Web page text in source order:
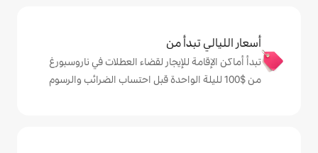
للإيجار لقضاء العطلات في ناروسبورغ